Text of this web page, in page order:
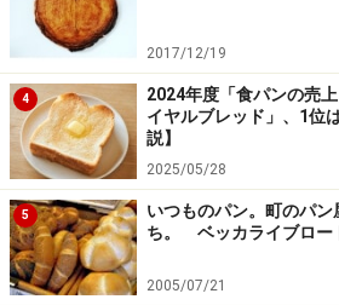
い。
※メニューや料金などのデータは、取材
の内容です。
2017/12/19
4
2024年度「食パンの売
イヤルブレッド」、1位
説】
2025/05/28
5
いつものパン。町のパ
ち。 ベッカライブロー
2005/07/21